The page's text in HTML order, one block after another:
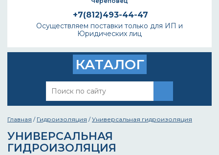
+7(812)493-44-47
Осуществляем поставки только для ИП и
Юридических лиц
КАТАЛОГ
Главная / Гидроизоляция /Универсальная гидроизоляция
УНИВЕРСАЛЬНАЯ
ГИДРОИЗОЛЯЦИЯ